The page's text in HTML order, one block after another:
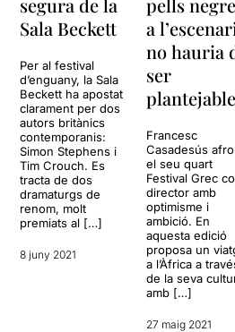
obra
d'amor
història.
vegades,
els
vegades
passat
no es va
al futur
s'intenta
Cruzi
la pell de
d'Àlex
emportar
Sala Beckett
Per al festival
d’enguany, la Sala
Beckett ha apostat
clarament per dos
autors britànics
contemporanis:
Simon Stephens i
Tim Crouch. Es
tracta de dos
dramaturgs de
renom, molt
premiats al […]
8 juny 2021
a
no hauria
ser
Francesc
Casadesús
el seu quart
Festival Grec
director amb
optimisme i
ambició. En
aquesta edició
proposa un
a l’Àfrica a
de la seva
amb […]
27 maig 2021